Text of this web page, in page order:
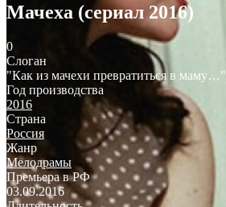
Мачеха (сериал 2016)
0
Слоган
"Как из мачехи превратиться в маму…"
Год производства
2016
Страна
Россия
Жанр
Мелодрамы
Премьера в РФ
03.09.2016